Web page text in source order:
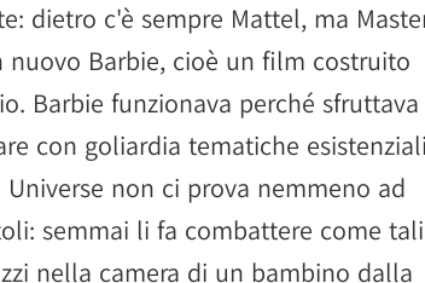
dietro c'è sempre Mattel, ma
nuovo Barbie, cioè un film costruito
Barbie funzionava perché
con goliardia tematiche
non ci prova nemmeno ad
semmai li fa combattere come
nella camera di un bambino dalla